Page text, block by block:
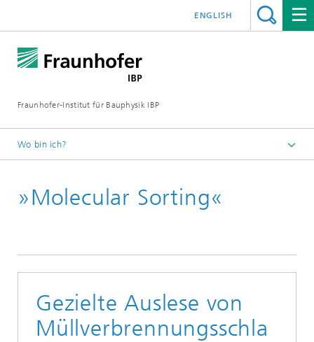
Fraunhofer-Institut für Bauphysik IBP
ENGLISH
Wo bin ich?
»Molecular Sorting«
Gezielte Auslese von
Müllverbrennungsschla